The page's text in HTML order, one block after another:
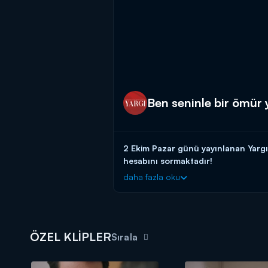
Ben seninle bir
2 Ekim Pazar günü yayınlanan
hesabını sormaktadır!
Ilgaz, Ceylin'i operasyon sırasında
daha fazla oku
ÖZEL KLİPLERSırala